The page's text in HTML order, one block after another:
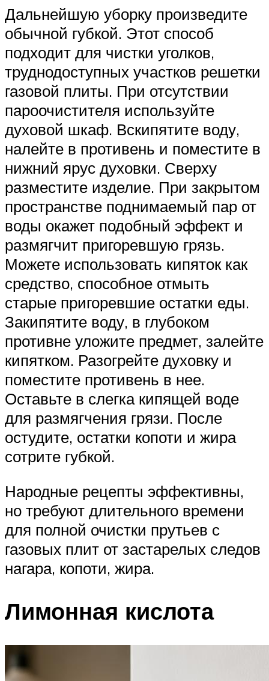
Дальнейшую уборку произведите
обычной губкой. Этот способ
подходит для чистки уголков,
труднодоступных участков решетки
газовой плиты. При отсутствии
пароочистителя используйте
духовой шкаф. Вскипятите воду,
налейте в противень и поместите в
нижний ярус духовки. Сверху
разместите изделие. При закрытом
пространстве поднимаемый пар от
воды окажет подобный эффект и
размягчит пригоревшую грязь.
Можете использовать кипяток как
средство, способное отмыть
старые пригоревшие остатки еды.
Закипятите воду, в глубоком
противне уложите предмет, залейте
кипятком. Разогрейте духовку и
поместите противень в нее.
Оставьте в слегка кипящей воде
для размягчения грязи. После
остудите, остатки копоти и жира
сотрите губкой.
Народные рецепты эффективны,
но требуют длительного времени
для полной очистки прутьев с
газовых плит от застарелых следов
нагара, копоти, жира.
Лимонная кислота